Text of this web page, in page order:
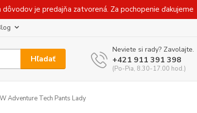
je predajňa zatvorená. Za pochopenie ďakujeme
Hľadať
Neviete si rady? Zavolajte.
+421 911 391 398
(Po-Pia, 8.30-17.00 hod.)
Adventure Tech Pants Lady